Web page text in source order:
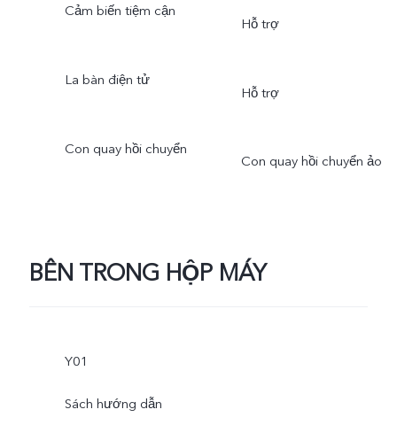
Cảm biến tiệm cận
Hỗ trợ
La bàn điện tử
Hỗ trợ
Con quay hồi chuyển
Con quay hồi chuyển ảo
BÊN TRONG HỘP MÁY
Y01
Sách hướng dẫn